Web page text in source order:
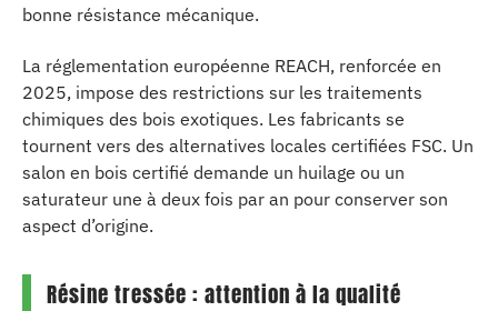
bonne résistance mécanique.
La réglementation européenne REACH, renforcée en
2025, impose des restrictions sur les traitements
chimiques des bois exotiques. Les fabricants se
tournent vers des alternatives locales certifiées FSC. Un
salon en bois certifié demande un huilage ou un
saturateur une à deux fois par an pour conserver son
aspect d’origine.
Résine tressée : attention à la qualité